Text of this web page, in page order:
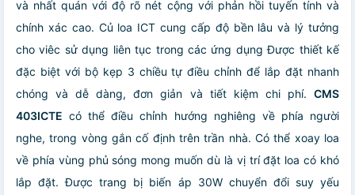
và nhất quán với độ rõ nét cộng với phản hồi tuyến tính và
chính xác cao. Củ loa ICT cung cấp độ bền lâu và lý tưởng
cho viêc sử dụng liên tục trong các ứng dụng Được thiết kế
đặc biệt với bộ kẹp 3 chiều tự điều chỉnh để lắp đặt nhanh
chóng và dễ dàng, đơn giản và tiết kiệm chi phí. CMS
403ICTE có thể điều chỉnh hướng nghiêng về phía người
nghe, trong vòng gắn cố định trên trần nhà. Có thể xoay loa
về phía vùng phủ sóng mong muốn dù là vị trí đặt loa có khó
lắp đặt. Được trang bị biến áp 30W chuyển đổi suy yếu